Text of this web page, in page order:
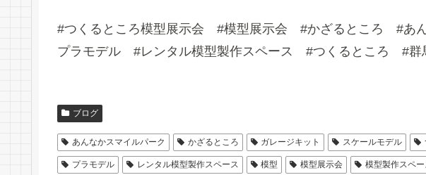
#つくるところ模型展示会 #模型展示会 #かざるところ #あ
プラモデル #レンタル模型製作スペース #つくるところ #群
ブログ
あんなかスマイルパーク かざるところ ガレージキット スケールモデル
プラモデル レンタル模型製作スペース 模型 模型展示会 模型製作スペー